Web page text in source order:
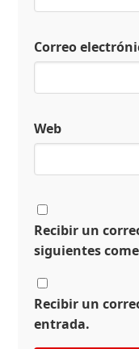
Correo
Web
Recibir un
siguientes
Recibir un
entrada.